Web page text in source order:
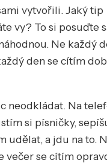
vytvořili. Jaký tip
vy? To si posuďte
Ne každý
den se cítím
neodkládat. Na
si písničky,
udělat, a jdu na to.
večer se cítím